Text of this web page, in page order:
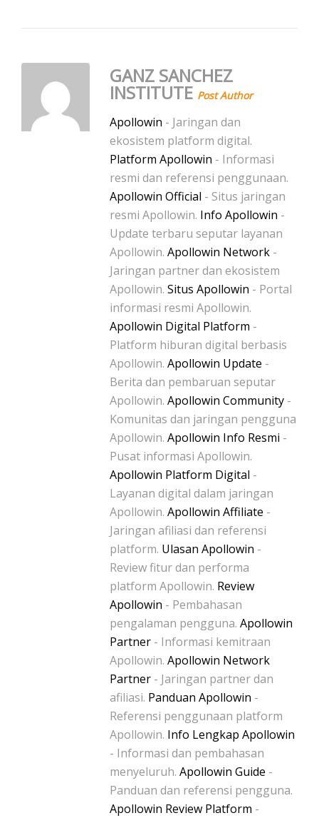
GANZ SANCHEZ
INSTITUTE Post Author
Apollowin - Jaringan dan
ekosistem platform digital.
Platform Apollowin - Informasi
resmi dan referensi penggunaan.
Apollowin Official - Situs jaringan
resmi Apollowin. Info Apollowin -
Update terbaru seputar layanan
Apollowin. Apollowin Network -
Jaringan partner dan ekosistem
Apollowin. Situs Apollowin - Portal
informasi resmi Apollowin.
Apollowin Digital Platform -
Platform hiburan digital berbasis
Apollowin. Apollowin Update -
Berita dan pembaruan seputar
Apollowin. Apollowin Community -
Komunitas dan jaringan pengguna
Apollowin. Apollowin Info Resmi -
Pusat informasi Apollowin.
Apollowin Platform Digital -
Layanan digital dalam jaringan
Apollowin. Apollowin Affiliate -
Jaringan afiliasi dan referensi
platform. Ulasan Apollowin -
Review fitur dan performa
platform Apollowin. Review
Apollowin - Pembahasan
pengalaman pengguna. Apollowin
Partner - Informasi kemitraan
Apollowin. Apollowin Network
Partner - Jaringan partner dan
afiliasi. Panduan Apollowin -
Referensi penggunaan platform
Apollowin. Info Lengkap Apollowin
- Informasi dan pembahasan
menyeluruh. Apollowin Guide -
Panduan dan referensi pengguna.
Apollowin Review Platform -